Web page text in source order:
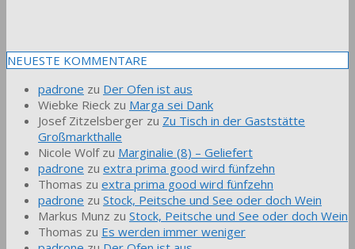
NEUESTE KOMMENTARE
padrone zu Der Ofen ist aus
Wiebke Rieck zu Marga sei Dank
Josef Zitzelsberger zu Zu Tisch in der Gaststätte
Großmarkthalle
Nicole Wolfzu Marginalie (8) – Geliefert
padrone zu extra prima good wird fünfzehn
Thomas zu extra prima good wird fünfzehn
padrone zu Stock, Peitsche und See oder doch Wein
Markus Munz zu Stock, Peitsche und See oder doch Wein
Thomas zu Es werden immer weniger